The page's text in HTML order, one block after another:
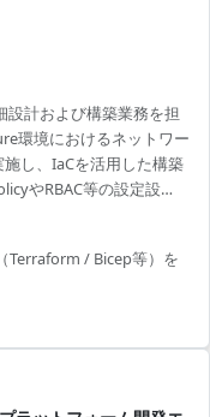
計および構築業務を担
環境におけるネットワー
し、IaCを活用した構築
やRBAC等の設定設
ご担当いただきます。
・IaC：Terraform、
ィ：Azure Policy、
Terraform / Bicep等）を